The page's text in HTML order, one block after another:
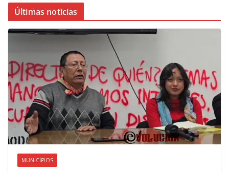
Últimas noticias
MUNICIPIOS